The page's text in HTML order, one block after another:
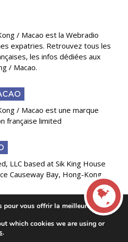
/ Macao est la Webradio
expatries. Retrouvez tous les
les infos dédiées aux
/ Macao.
/ Macao est une marque
française limited
LLC based at Sik King House
Causeway Bay, Hong-Kong
Généraliste des Français de
l’Étranger
LIVE
pour vous offrir la meilleure
which cookies we are using or
.